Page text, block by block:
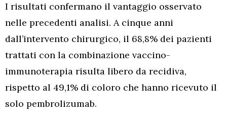
I risultati confermano il vantaggio osservato
nelle precedenti analisi. A cinque anni
dall’intervento chirurgico, il 68,8% dei pazienti
trattati con la combinazione vaccino-
immunoterapia risulta libero da recidiva,
rispetto al 49,1% di coloro che hanno ricevuto il
solo pembrolizumab.